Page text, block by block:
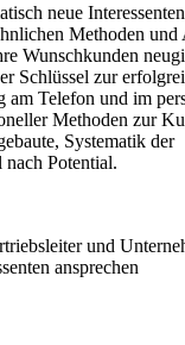
neue
Methoden und
Wunschkunden
Schlüssel zur
am Telefon und im
Methoden zur
Systematik der
nach Potential.
und
ansprechen